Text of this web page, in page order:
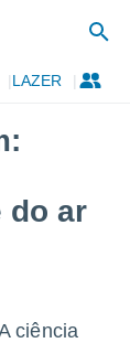
LAZER
do ar
ciência